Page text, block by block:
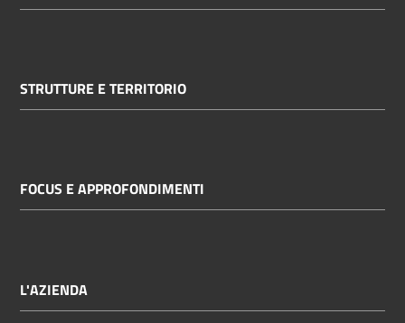
STRUTTURE E TERRITORIO
FOCUS E APPROFONDIMENTI
L'AZIENDA